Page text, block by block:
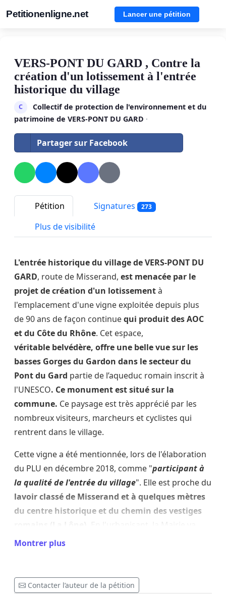
Petitionenligne.net Lancer une pétition
VERS-PONT DU GARD , Contre la
création d'un lotissement à l'entrée
historique du village
C
Collectif de protection de l'environnement et du
patrimoine de VERS-PONT DU GARD ·
Partager sur Facebook
Pétition Signatures 273
Plus de visibilité
L'entrée historique du village de VERS-PONT DU
GARD, route de Misserand, est menacée par le
projet de création d'un lotissementà
l'emplacement d'une vigne exploitée depuis plus
de 90 ans de façon continuequi produit desAOC
et du Côte du Rhône. Cet espace,
véritable belvédère, offre une belle vue sur les
basses Gorges du Gardon dans le secteur du
Pont du Gard partie de l’aqueduc romain inscrit à
l'UNESCO. Ce monument est situé sur la
commune. Ce paysage est très apprécié par les
nombreux visiteurs, marcheurs et cyclistes qui
rentrent dans le village.
Cette vigne a été mentionnée, lors de l'élaboration
du PLU en décembre 2018, comme "participant à
la qualité de l'entrée du village". Elle est proche du
lavoir classé de Misserand et à quelques mètres
du centre historique et du chemin des vestiges
détruire l'identité de ce site naturel refuge de
Les futures constructions avec étage créeront un
Montrer plus
Contacter l’auteur de la pétition